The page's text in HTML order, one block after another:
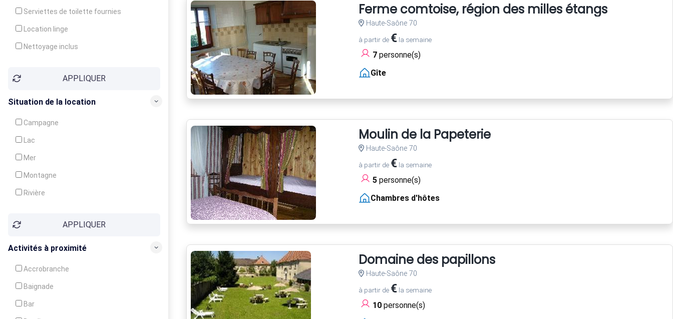
Serviettes de toilette fournies
Location linge
Nettoyage inclus
Garde d'enfants
Crèche
APPLIQUER
Situation de la location
Campagne
Lac
Mer
Montagne
Rivière
APPLIQUER
Activités à proximité
Accrobranche
Baignade
Bar
Ferme comtoise, région des milles étangs
Haute-Saône 70
à partir de €la semaine
7personne(s)
Gîte
Moulin de la Papeterie
Haute-Saône 70
à partir de €la semaine
5personne(s)
Chambres d'hôtes
Domaine des papillons
Haute-Saône 70
à partir de €la semaine
10personne(s)